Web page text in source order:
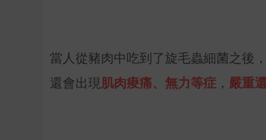
當人從豬肉中吃到了旋毛蟲細菌之後
還會出現 肌肉痠痛、無力等症 ， 嚴重